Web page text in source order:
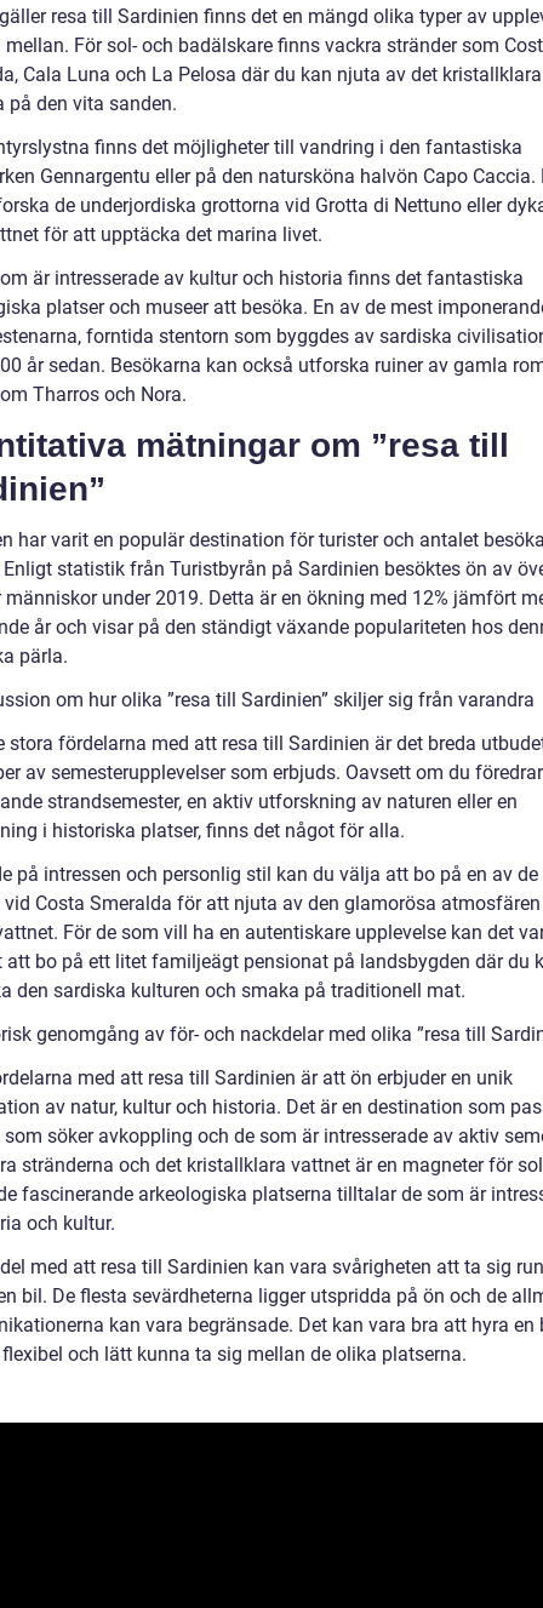
resa till Sardinien finns det en mängd olika typer av
För sol- och badälskare finns vackra stränder som
Cala Luna och La Pelosa där du kan njuta av det
på den vita sanden.
finns det möjligheter till vandring i den fantastiska
Gennargentu eller på den natursköna halvön Capo Caccia.
de underjordiska grottorna vid Grotta di Nettuno eller
för att upptäcka det marina livet.
är intresserade av kultur och historia finns det fantastiska
platser och museer att besöka. En av de mest
forntida stentorn som byggdes av sardiska
år sedan. Besökarna kan också utforska ruiner av gamla
Tharros och Nora.
mätningar om ”resa till
har varit en populär destination för turister och antalet
Enligt statistik från Turistbyrån på Sardinien besöktes ön av
under 2019. Detta är en ökning med 12% jämfört
år och visar på den ständigt växande populariteten hos
pärla.
om hur olika ”resa till Sardinien” skiljer sig från varandra
stora fördelarna med att resa till Sardinien är det breda
av semesterupplevelser som erbjuds. Oavsett om du
strandsemester, en aktiv utforskning av naturen eller en
i historiska platser, finns det något för alla.
på intressen och personlig stil kan du välja att bo på en av
vid Costa Smeralda för att njuta av den glamorösa
För de som vill ha en autentiskare upplevelse kan det
bo på ett litet familjeägt pensionat på landsbygden där du
den sardiska kulturen och smaka på traditionell mat.
genomgång av för- och nackdelar med olika ”resa till
med att resa till Sardinien är att ön erbjuder en unik
av natur, kultur och historia. Det är en destination som
som söker avkoppling och de som är intresserade av aktiv
stränderna och det kristallklara vattnet är en magneter för
fascinerande arkeologiska platserna tilltalar de som är
och kultur.
med att resa till Sardinien kan vara svårigheten att ta sig
bil. De flesta sevärdheterna ligger utspridda på ön och de
kan vara begränsade. Det kan vara bra att hyra en
och lätt kunna ta sig mellan de olika platserna.